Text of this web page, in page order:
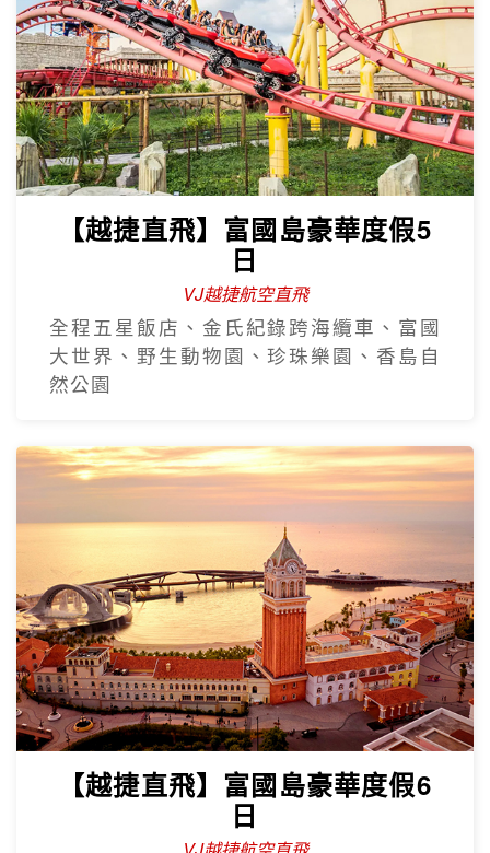
【越捷直飛】富國島豪華度假5
日
VJ越捷航空直飛
全程五星飯店、金氏紀錄跨海纜車、富國
大世界、野生動物園、珍珠樂園、香島自
然公園
【越捷直飛】富國島豪華度假6
日